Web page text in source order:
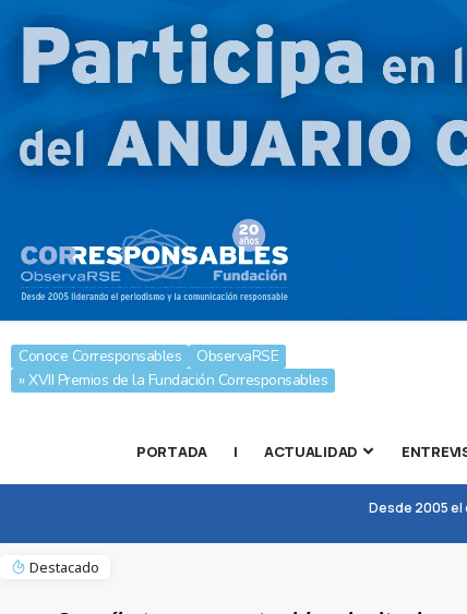
Conoce Corresponsables
ObservaRSE
» XVII Premios de la Fundación Corresponsables
PORTADA | ACTUALIDAD
Desde 2005 el
Destacado